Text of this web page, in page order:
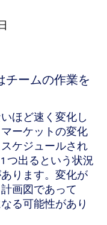
チームの作業を
ほど速く変化し
ーケットの変化
ケジュールされ
つ出るという状況
ります。変化が
画図であって
る可能性があり